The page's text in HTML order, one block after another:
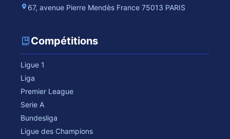
67, avenue Pierre Mendès France 75013 PARIS
Compétitions
Ligue 1
Liga
Premier League
Serie A
Bundesliga
Ligue des Champions